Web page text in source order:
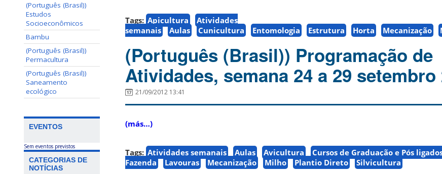
(Português (Brasil))
Estudos
Socioeconômicos
Bambu
(Português (Brasil))
Permacultura
(Português (Brasil))
Saneamento
ecológico
EVENTOS
Sem eventos previstos
CATEGORIAS DE
NOTÍCIAS
Tags: Apicultura
Atividades
semanais
Aulas Cunicultura Entomologia Estrutura Horta Mecanização
(Português (Brasil)) Programação de
Atividades, semana 24 a 29 setembro
21/09/2012 13:41
(más…)
Tags: Atividades semanais Aulas Avicultura
Cursos de Graduação e Pós
Fazenda
Lavouras Mecanização Milho Plantio Direto Silvicultura